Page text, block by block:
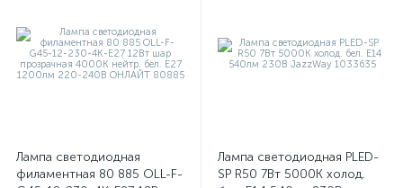
Лампа светодиодная
филаментная 80 885 OLL-F-
Лампа светодиодная PLED-
SP R50 7Вт 5000К холод.